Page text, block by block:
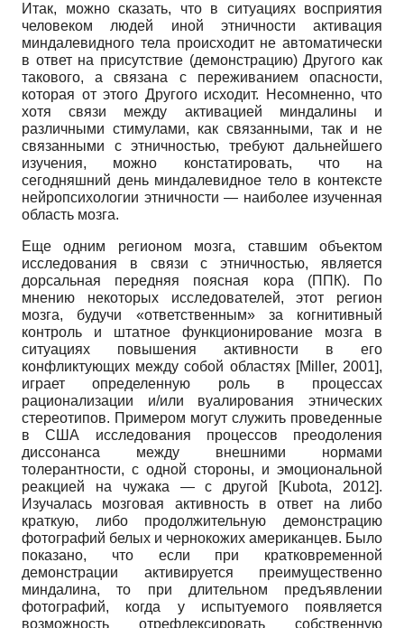
Итак, можно сказать, что в ситуациях восприятия
человеком людей иной этничности активация
миндалевидного тела происходит не автоматически
в ответ на присутствие (демонстрацию) Другого как
такового, а связана с переживанием опасности,
которая от этого Другого исходит. Несомненно, что
хотя связи между активацией миндалины и
различными стимулами, как связанными, так и не
связанными с этничностью, требуют дальнейшего
изучения, можно констатировать, что на
сегодняшний день миндалевидное тело в контексте
нейропсихологии этничности — наиболее изученная
область мозга.
Еще одним регионом мозга, ставшим объектом
исследования в связи с этничностью, является
дорсальная передняя поясная кора (ППК). По
мнению некоторых исследователей, этот регион
мозга, будучи «ответственным» за когнитивный
контроль и штатное функционирование мозга в
ситуациях повышения активности в его
конфликтующих между собой областях [Miller, 2001],
играет определенную роль в процессах
рационализации и/или вуалирования этнических
стереотипов. Примером могут служить проведенные
в США исследования процессов преодоления
диссонанса между внешними нормами
толерантности, с одной стороны, и эмоциональной
реакцией на чужака — с другой
[Kubota, 2012].
Изучалась мозговая активность в ответ на либо
краткую, либо продолжительную демонстрацию
фотографий белых и чернокожих американцев. Было
показано, что если при кратковременной
демонстрации активируется преимущественно
миндалина, то при длительном предъявлении
фотографий, когда у испытуемого появляется
возможность отрефлексировать собственную